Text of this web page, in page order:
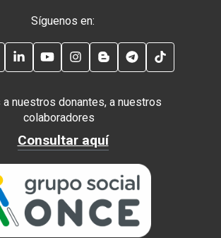
Síguenos en:
TWITTERLINKEDIN
YOUTUBEINSTAGRAM
BLOG TELEGRAM
a nuestros donantes, a nuestros
colaboradores
Consultar aquí